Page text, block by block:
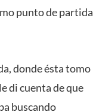
punto de partida
donde ésta tomo
di cuenta de que
buscando